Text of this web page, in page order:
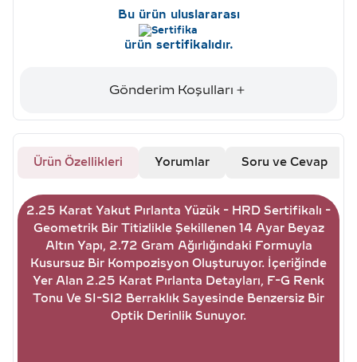
Bu ürün uluslararası
ürün sertifikalıdır.
Gönderim Koşulları
Ürün Özellikleri Yorumlar Soru ve Cevap
2.25 Karat Yakut Pırlanta Yüzük - HRD Sertifikalı -
Geometrik Bir Titizlikle Şekillenen 14 Ayar Beyaz
Altın Yapı, 2.72 Gram Ağırlığındaki Formuyla
Kusursuz Bir Kompozisyon Oluşturuyor. İçeriğinde
Yer Alan 2.25 Karat Pırlanta Detayları, F-G Renk
Tonu Ve SI-SI2 Berraklık Sayesinde Benzersiz Bir
Optik Derinlik Sunuyor.